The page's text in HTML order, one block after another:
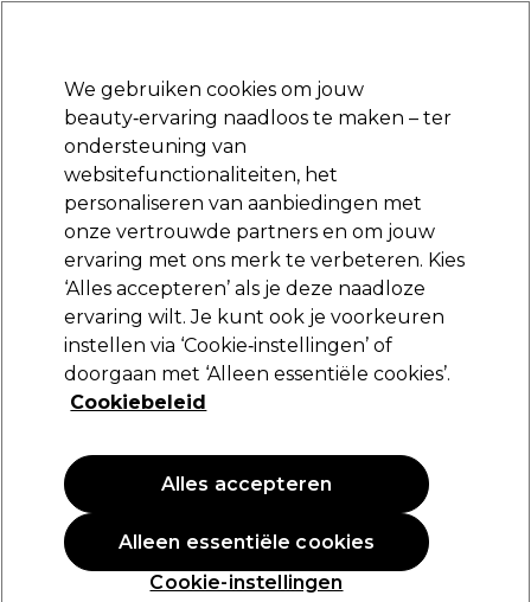
Aanmelden
Merken Deals Haar Elektra
Volgende dag geleverd*
Na verzending, maandag t/m vrijdag
Retinol
Retinol Reinigingsdoekjes x60
14,19 €
PROMOTIE
We gebruiken cookies om jouw
beauty‑ervaring naadloos te maken – ter
ondersteuning van
websitefunctionaliteiten, het
personaliseren van aanbiedingen met
onze vertrouwde partners en om jouw
ervaring met ons merk te verbeteren. Kies
‘Alles accepteren’ als je deze naadloze
ervaring wilt. Je kunt ook je voorkeuren
instellen via ‘Cookie‑instellingen’ of
doorgaan met ‘Alleen essentiële cookies’.
Cookiebeleid
Cookie-instellingen
Alleen essentiële cookies
Alles accepteren